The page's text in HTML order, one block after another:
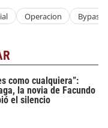
Operacion Bypass
como cualquiera”:
la novia de Facundo
el silencio